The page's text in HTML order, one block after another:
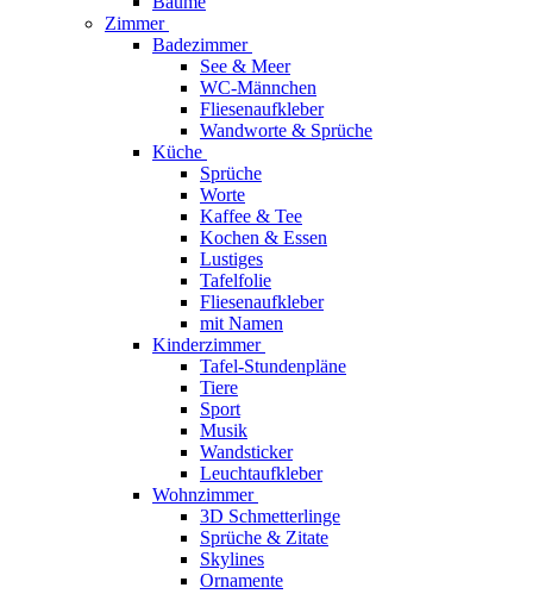
Zimmer
Badezimmer
See & Meer
WC-Männchen
Fliesenaufkleber
Wandworte & Sprüche
Küche
Sprüche
Worte
Kaffee & Tee
Kochen & Essen
Lustiges
Tafelfolie
Fliesenaufkleber
mit Namen
Kinderzimmer
Tafel-Stundenpläne
Tiere
Sport
Musik
Wandsticker
Leuchtaufkleber
Wohnzimmer
3D Schmetterlinge
Sprüche & Zitate
Skylines
Ornamente